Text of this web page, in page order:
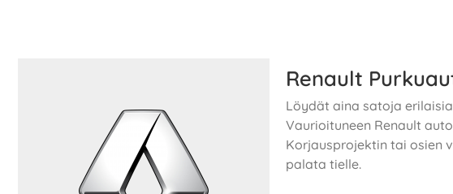
Renault
Löydät aina satoja
Vaurioituneen Renault
Korjausprojektin tai osien
palata tielle.